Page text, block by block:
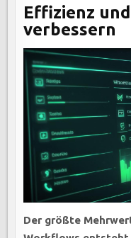
Effizienz
verbessern
Der größte